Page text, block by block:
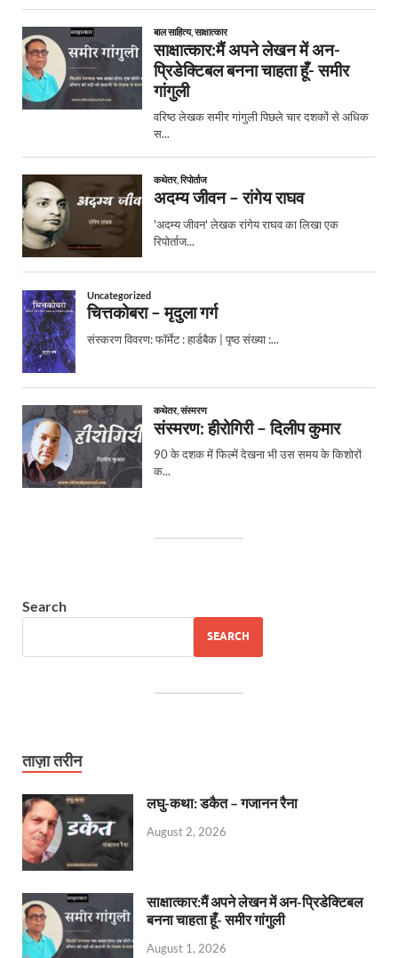
Search
SEARCH
ताज़ा तरीन
लघु-कथा: डकैत – गजानन रैना
August 2, 2026
साक्षात्कार:मैं अपने लेखन में अन-प्रिडेक्टिबल
बनना चाहता हूँ- समीर गांगुली
August 1, 2026